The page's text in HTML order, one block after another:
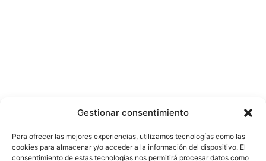
Gestionar consentimiento
Para ofrecer las mejores experiencias, utilizamos tecnologías como las
cookies para almacenar y/o acceder a la información del dispositivo. El
consentimiento de estas tecnologías nos permitirá procesar datos como
Lugar: C/ Juan Álvarez Mendizabal, 3, 28008,